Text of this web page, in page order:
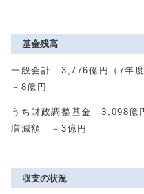
基金残高
一般会計 3,776億円（7
－8億円
うち財政調整基金 3,098
増減額 －3億円
収支の状況